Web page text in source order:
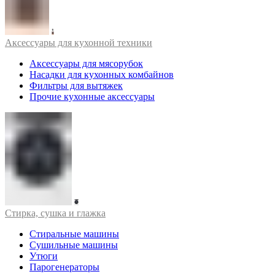
Аксессуары для кухонной техники
Аксессуары для мясорубок
Насадки для кухонных комбайнов
Фильтры для вытяжек
Прочие кухонные аксессуары
Стирка, сушка и глажка
Стиральные машины
Сушильные машины
Утюги
Парогенераторы